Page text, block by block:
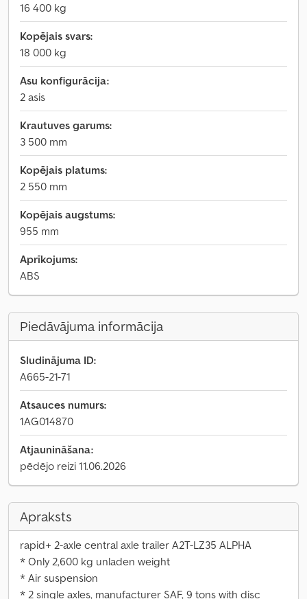
16 400 kg
Kopējais svars:
18 000 kg
Asu konfigurācija:
2 asis
Krautuves garums:
3 500 mm
Kopējais platums:
2 550 mm
Kopējais augstums:
955 mm
Aprīkojums:
ABS
Piedāvājuma informācija
Sludinājuma ID:
A665-21-71
Atsauces numurs:
1AG014870
Atjaunināšana:
pēdējo reizi 11.06.2026
Apraksts
rapid+ 2-axle central axle trailer A2T-LZ35 ALPHA
* Only 2,600 kg unladen weight
* Air suspension
* 2 single axles, manufacturer SAF, 9 tons with disc